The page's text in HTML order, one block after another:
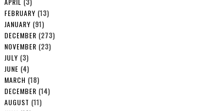
FEBRUARY (13)
JANUARY (91)
DECEMBER (273)
NOVEMBER (23)
JULY (3)
JUNE (4)
MARCH (18)
DECEMBER (14)
AUGUST (11)